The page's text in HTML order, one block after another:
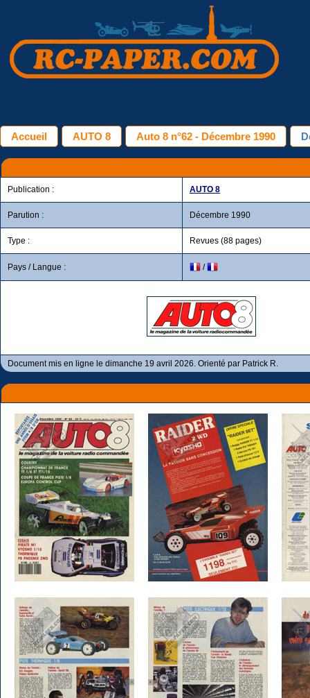
Accueil AUTO 8 Auto 8 n°62 - Décembre 1990
Publication : AUTO 8
Parution : Décembre 1990
Type : Revues (88 pages)
Pays / Langue : /
Document mis en ligne le dimanche 19 avril 2026. Orienté par Patrick R.